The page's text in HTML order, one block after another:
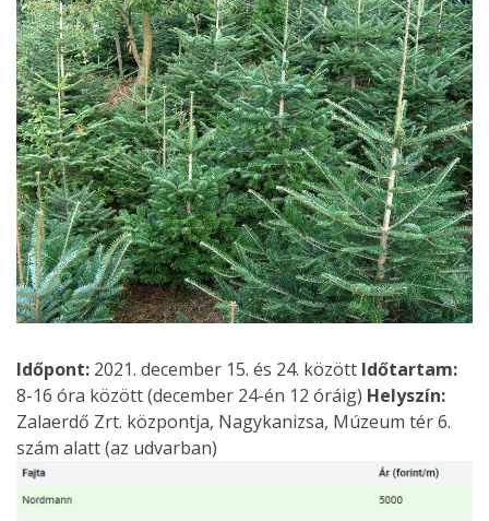
Időpont: 2021. december 15. és 24. között Időtartam:
8-16 óra között (december 24-én 12 óráig) Helyszín:
Zalaerdő Zrt. központja, Nagykanizsa, Múzeum tér 6.
szám alatt (az udvarban)